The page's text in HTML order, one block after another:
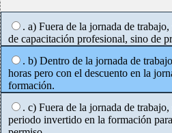
. a) Fuera de la jornada de
de capacitación profesional, sino de
. b) Dentro de la jornada de
horas pero con el descuento en la
formación.
. c) Fuera de la jornada de
periodo invertido en la formación